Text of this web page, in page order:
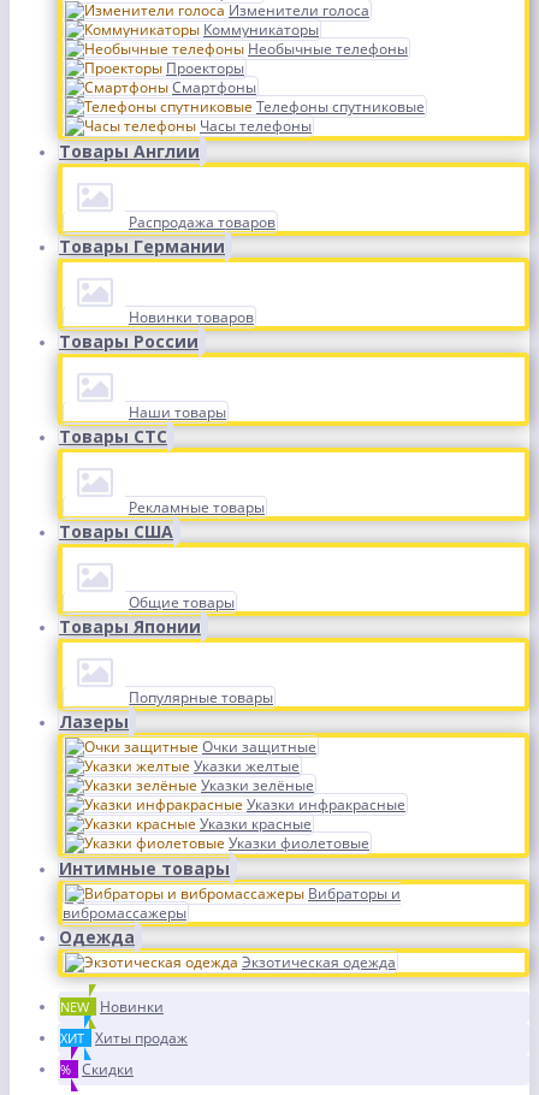
Изменители голоса
Коммуникаторы
Необычные телефоны
Проекторы
Смартфоны
Телефоны спутниковые
Часы телефоны
Товары Англии
Распродажа товаров
Товары Германии
Новинки товаров
Товары России
Наши товары
Товары СТС
Рекламные товары
Товары США
Общие товары
Товары Японии
Популярные товары
Лазеры
Очки защитные
Указки желтые
Указки зелёные
Указки инфракрасные
Указки красные
Указки фиолетовые
Интимные товары
Вибраторы и
вибромассажеры
Одежда
Экзотическая одежда
NEW Новинки
ХИТ Хиты продаж
% Скидки